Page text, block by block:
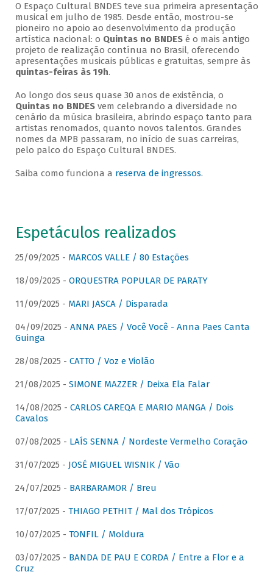
O Espaço Cultural BNDES teve sua primeira apresentação
musical em julho de 1985. Desde então, mostrou-se
pioneiro no apoio ao desenvolvimento da produção
artística nacional: o Quintas no BNDESé o mais antigo
projeto de realização contínua no Brasil, oferecendo
apresentações musicais públicas e gratuitas, sempre às
quintas-feiras às 19h.
Ao longo dos seus quase 30 anos de existência, o
Quintas no BNDESvem celebrando a diversidade no
cenário da música brasileira, abrindo espaço tanto para
artistas renomados, quanto novos talentos. Grandes
nomes da MPB passaram, no início de suas carreiras,
pelo palco do Espaço Cultural BNDES.
Saiba como funciona a reserva de ingressos.
Espetáculos realizados
25/09/2025 - MARCOS VALLE / 80 Estações
18/09/2025 - ORQUESTRA POPULAR DE PARATY
11/09/2025 - MARI JASCA / Disparada
04/09/2025 - ANNA PAES / Você Você - Anna Paes Canta
Guinga
28/08/2025 - CATTO / Voz e Violão
21/08/2025 - SIMONE MAZZER / Deixa Ela Falar
14/08/2025 - CARLOS CAREQA E MARIO MANGA / Dois
Cavalos
07/08/2025 - LAÍS SENNA / Nordeste Vermelho Coração
31/07/2025 - JOSÉ MIGUEL WISNIK / Vão
24/07/2025 - BARBARAMOR / Breu
17/07/2025 - THIAGO PETHIT / Mal dos Trópicos
10/07/2025 - TONFIL / Moldura
03/07/2025 - BANDA DE PAU E CORDA / Entre a Flor e a
Cruz